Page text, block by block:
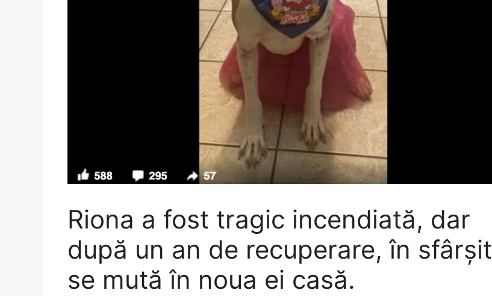
Riona a fost tragic incendiată, dar
după un an de recuperare, în sfârșit
se mută în noua ei casă.